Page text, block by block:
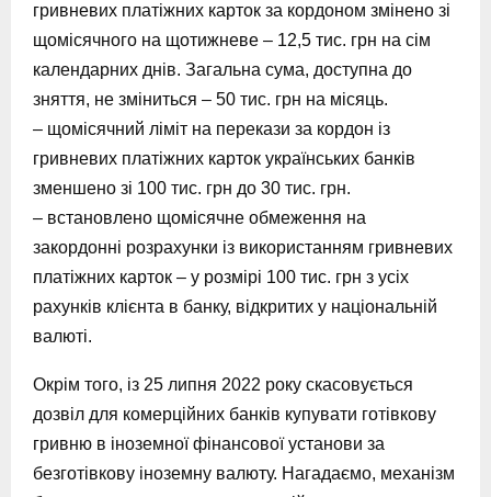
гривневих платіжних карток за кордоном змінено зі
щомісячного на щотижневе – 12,5 тис. грн на сім
календарних днів. Загальна сума, доступна до
зняття, не зміниться – 50 тис. грн на місяць.
– щомісячний ліміт на перекази за кордон із
гривневих платіжних карток українських банків
зменшено зі 100 тис. грн до 30 тис. грн.
– встановлено щомісячне обмеження на
закордонні розрахунки із використанням гривневих
платіжних карток – у розмірі 100 тис. грн з усіх
рахунків клієнта в банку, відкритих у національній
валюті.
Окрім того, із 25 липня 2022 року скасовується
дозвіл для комерційних банків купувати готівкову
гривню в іноземної фінансової установи за
безготівкову іноземну валюту. Нагадаємо, механізм